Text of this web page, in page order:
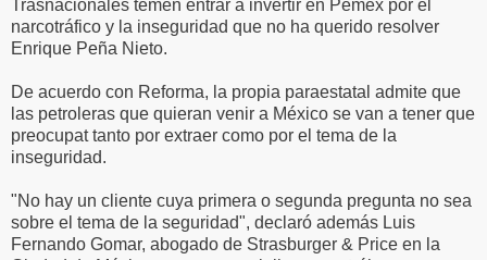
Trasnacionales temen entrar a invertir en Pemex por el
narcotráfico y la inseguridad que no ha querido resolver
Enrique Peña Nieto.
De acuerdo con Reforma, la propia paraestatal admite que
las petroleras que quieran venir a México se van a tener que
preocupat tanto por extraer como por el tema de la
inseguridad.
"No hay un cliente cuya primera o segunda pregunta no sea
sobre el tema de la seguridad", declaró además Luis
Fernando Gomar, abogado de Strasburger & Price en la